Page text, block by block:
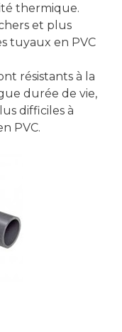
thermique.
et plus
tuyaux en PVC
résistants à la
durée de vie,
difficiles à
PVC.